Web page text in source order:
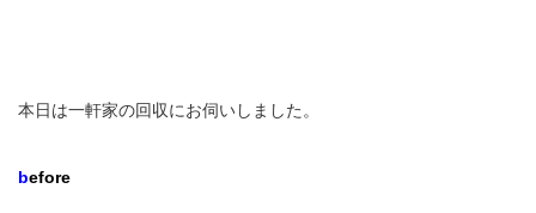
本日は一軒家の回収にお伺いしました。
before